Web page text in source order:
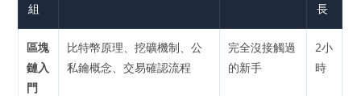
組
長
區塊
鏈入
門
比特幣原理、挖礦機制、公
私鑰概念、交易確認流程
完全沒接觸過
的新手
2小
時